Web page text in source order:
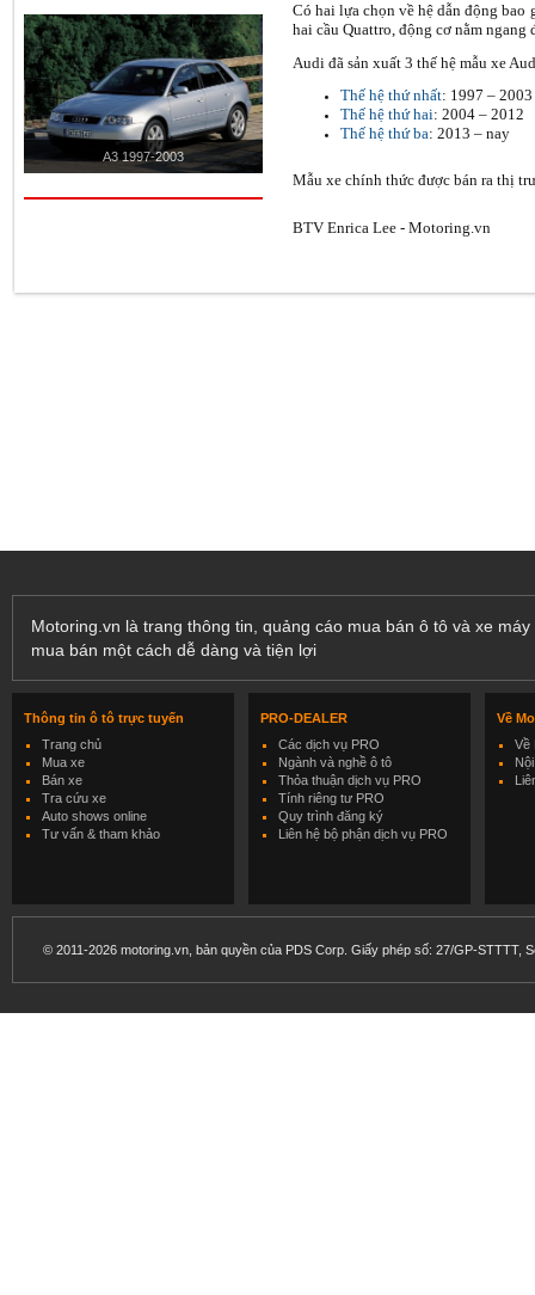
A3 1997-2003
Có hai lựa chọn về hệ dẫn động bao
hai cầu Quattro, động cơ nằm
Audi đã sản xuất 3 thế hệ mẫu xe
Thế hệ thứ nhất: 1997 – 2003
Thế hệ thứ hai: 2004 – 2012
Thế hệ thứ ba: 2013 – nay
Mẫu xe chính thức được bán ra thị
BTV Enrica Lee - Motoring.vn
Motoring.vn là trang thông tin, quảng cáo mua bán ô tô và xe
mua bán một cách dễ dàng và tiện lợi
Thông tin ô tô trực tuyến
Trang chủ
Mua xe
Bán xe
Tra cứu xe
Auto shows online
Tư vấn & tham khảo
PRO-DEALER
Các dịch vụ PRO
Ngành và nghề ô tô
Thỏa thuận dịch vụ PRO
Tính riêng tư PRO
Quy trình đăng ký
Liên hệ bộ phận dịch vụ PRO
Về
Về
© 2011-2026 motoring.vn, bản quyền của PDS Corp. Giấy phép số: 27/GP-STTTT,